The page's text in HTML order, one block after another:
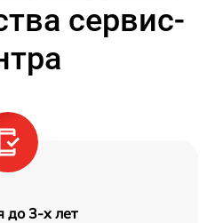
сервис-
до 3-х лет